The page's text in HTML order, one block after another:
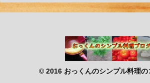
© 2016 おっくんのシンプル料理の